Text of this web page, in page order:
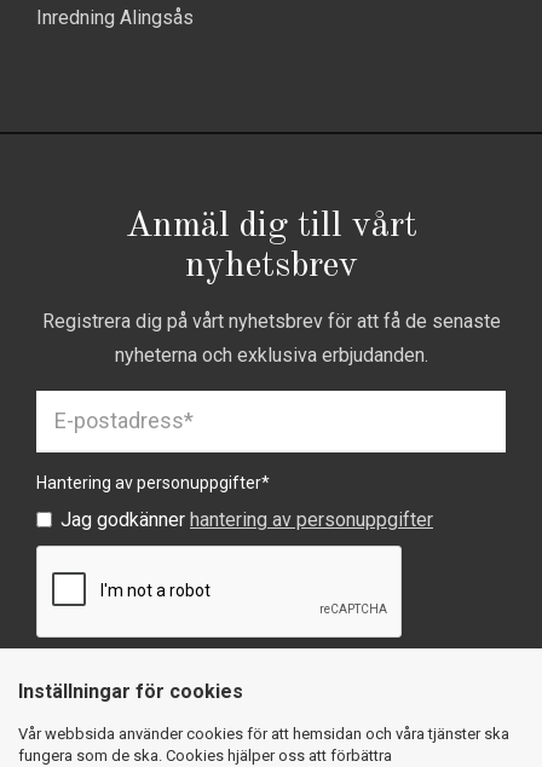
Inredning Alingsås
Anmäl dig till vårt
nyhetsbrev
Registrera dig på vårt nyhetsbrev för att få de senaste
nyheterna och exklusiva erbjudanden.
Hantering av personuppgifter*
Jag godkänner hantering av personuppgifter
Inställningar för cookies
Vår webbsida använder cookies för att hemsidan och våra tjänster ska
fungera som de ska. Cookies hjälper oss att förbättra